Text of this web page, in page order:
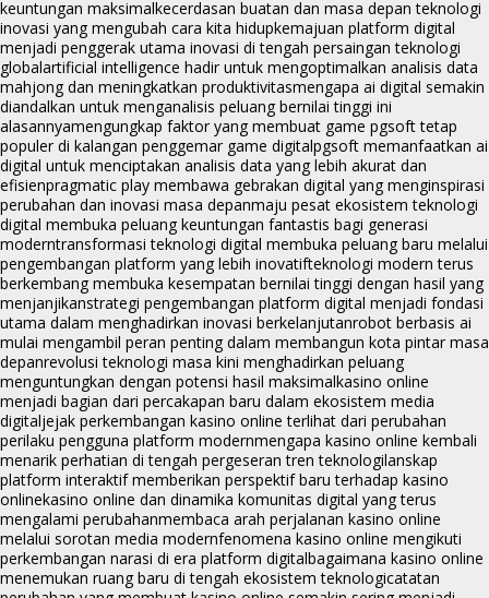
keuntungan maksimalkecerdasan buatan dan masa depan teknologi
inovasi yang mengubah cara kita hidupkemajuan platform digital
menjadi penggerak utama inovasi di tengah persaingan teknologi
globalartificial intelligence hadir untuk mengoptimalkan analisis data
mahjong dan meningkatkan produktivitasmengapa ai digital semakin
diandalkan untuk menganalisis peluang bernilai tinggi ini
alasannyamengungkap faktor yang membuat game pgsoft tetap
populer di kalangan penggemar game digitalpgsoft memanfaatkan ai
digital untuk menciptakan analisis data yang lebih akurat dan
efisienpragmatic play membawa gebrakan digital yang menginspirasi
perubahan dan inovasi masa depanmaju pesat ekosistem teknologi
digital membuka peluang keuntungan fantastis bagi generasi
moderntransformasi teknologi digital membuka peluang baru melalui
pengembangan platform yang lebih inovatifteknologi modern terus
berkembang membuka kesempatan bernilai tinggi dengan hasil yang
menjanjikanstrategi pengembangan platform digital menjadi fondasi
utama dalam menghadirkan inovasi berkelanjutanrobot berbasis ai
mulai mengambil peran penting dalam membangun kota pintar masa
depanrevolusi teknologi masa kini menghadirkan peluang
menguntungkan dengan potensi hasil maksimalkasino online
menjadi bagian dari percakapan baru dalam ekosistem media
digitaljejak perkembangan kasino online terlihat dari perubahan
perilaku pengguna platform modernmengapa kasino online kembali
menarik perhatian di tengah pergeseran tren teknologilanskap
platform interaktif memberikan perspektif baru terhadap kasino
onlinekasino online dan dinamika komunitas digital yang terus
mengalami perubahanmembaca arah perjalanan kasino online
melalui sorotan media modernfenomena kasino online mengikuti
perkembangan narasi di era platform digitalbagaimana kasino online
menemukan ruang baru di tengah ekosistem teknologicatatan